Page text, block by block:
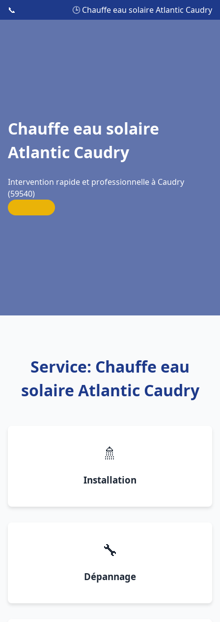
📞 🕒 Chauffe eau solaire Atlantic Caudry
Chauffe eau solaire
Atlantic Caudry
Intervention rapide et professionnelle à Caudry
(59540)
Service: Chauffe eau
solaire Atlantic Caudry
🚿
Installation
🔧
Dépannage